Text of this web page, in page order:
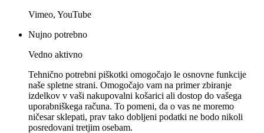
Vimeo, YouTube
Nujno potrebno
Vedno aktivno
Tehnično potrebni piškotki omogočajo le osnovne funkcije
naše spletne strani. Omogočajo vam na primer zbiranje
izdelkov v vaši nakupovalni košarici ali dostop do vašega
uporabniškega računa. To pomeni, da o vas ne moremo
ničesar sklepati, prav tako dobljeni podatki ne bodo nikoli
posredovani tretjim osebam.